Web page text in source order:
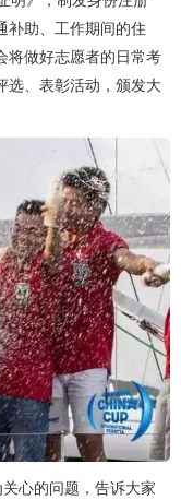
补助、工作期间的住
将做好志愿者的日常考
选、表彰活动，颁发大
心的问题，告诉大家